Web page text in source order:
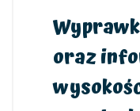
oraz